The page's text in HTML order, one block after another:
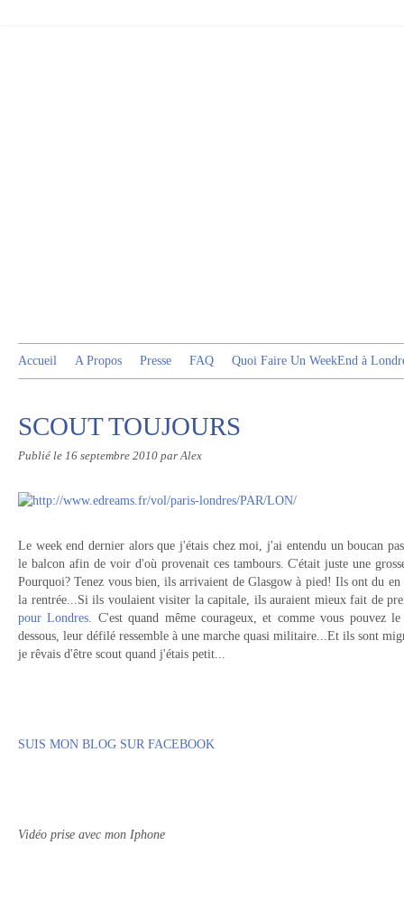
Accueil A Propos Presse FAQ Quoi Faire Un WeekEnd à
SCOUT TOUJOURS
Publié le 16 septembre 2010 par Alex
Le week end dernier alors que j'étais chez moi, j'ai entendu un boucan
le balcon afin de voir d'où provenait ces tambours. C'était juste une
Pourquoi? Tenez vous bien, ils arrivaient de Glasgow à pied! Ils ont du
la rentrée...Si ils voulaient visiter la capitale, ils auraient mieux fait de
pour Londres. C'est quand même courageux, et comme vous pouvez
dessous, leur défilé ressemble à une marche quasi militaire...Et ils sont
je rêvais d'être scout quand j'étais petit...
SUIS MON BLOG SUR FACEBOOK
Vidéo prise avec mon Iphone